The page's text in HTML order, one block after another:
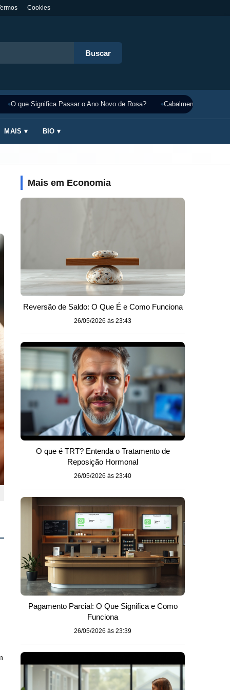
Cookies
Buscar
O que Significa Passar o Ano Novo de Rosa? Cabalmente
MAIS ▾ BIO ▾
Mais em Economia
Reversão de Saldo: O Que É e Como Funciona
26/05/2026 às 23:43
O que é TRT? Entenda o Tratamento de
Reposição Hormonal
26/05/2026 às 23:40
Pagamento Parcial: O Que Significa e Como
Funciona
26/05/2026 às 23:39